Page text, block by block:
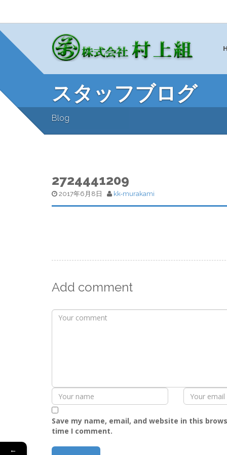
スタッフブログ
Blog
2724441209
2017年6月8日 kk-murakami
Add comment
Save my name, email, and website in this
time I comment.
←